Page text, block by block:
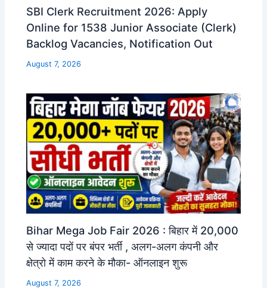
SBI Clerk Recruitment 2026: Apply
Online for 1538 Junior Associate (Clerk)
Backlog Vacancies, Notification Out
August 7, 2026
Bihar Mega Job Fair 2026 : बिहार में 20,000
से ज्यादा पदों पर बंपर भर्ती , अलग-अलग कंपनी और
क्षेत्रो में काम करने के मौका- ऑनलाइन शुरू
August 7, 2026